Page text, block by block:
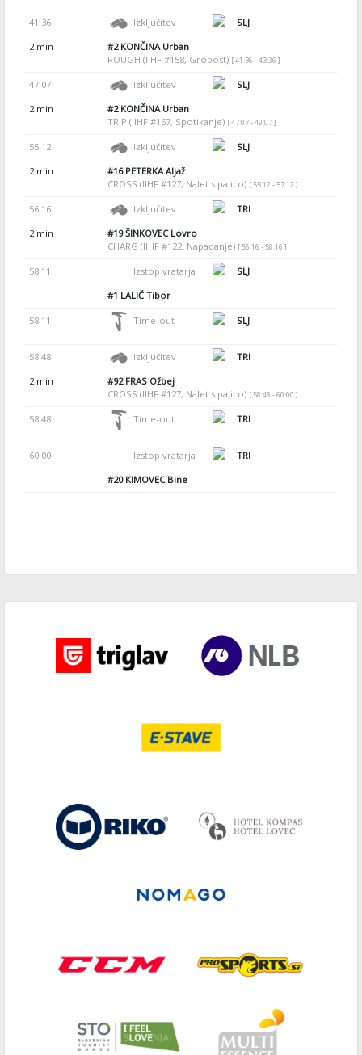
41:36 Izključitev
SLJ
2 min
#2KONČINA Urban
ROUGH (IIHF #158, Grobost) [ 41:36 - 43:36 ]
47:07 Izključitev
SLJ
2 min
#2KONČINA Urban
TRIP (IIHF #167, Spotikanje) [ 47:07 - 49:07 ]
55:12 Izključitev
SLJ
2 min
#16PETERKA Aljaž
CROSS (IIHF #127, Nalet s palico) [ 55:12 - 57:12 ]
56:16 Izključitev
TRI
2 min
#19ŠINKOVEC Lovro
CHARG (IIHF #122, Napadanje) [ 56:16 - 58:16 ]
58:11 Izstop vratarja
SLJ
#1 LALIČ Tibor
58:11 Time-out SLJ
58:48 Izključitev
TRI
2 min
#92FRAS Ožbej
CROSS (IIHF #127, Nalet s palico) [ 58:48 - 60:00 ]
58:48 Time-out TRI
60:00 Izstop vratarja
TRI
#20KIMOVEC Bine